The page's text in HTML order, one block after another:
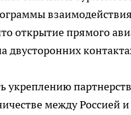
открытие прямого
двусторонних
между Россией